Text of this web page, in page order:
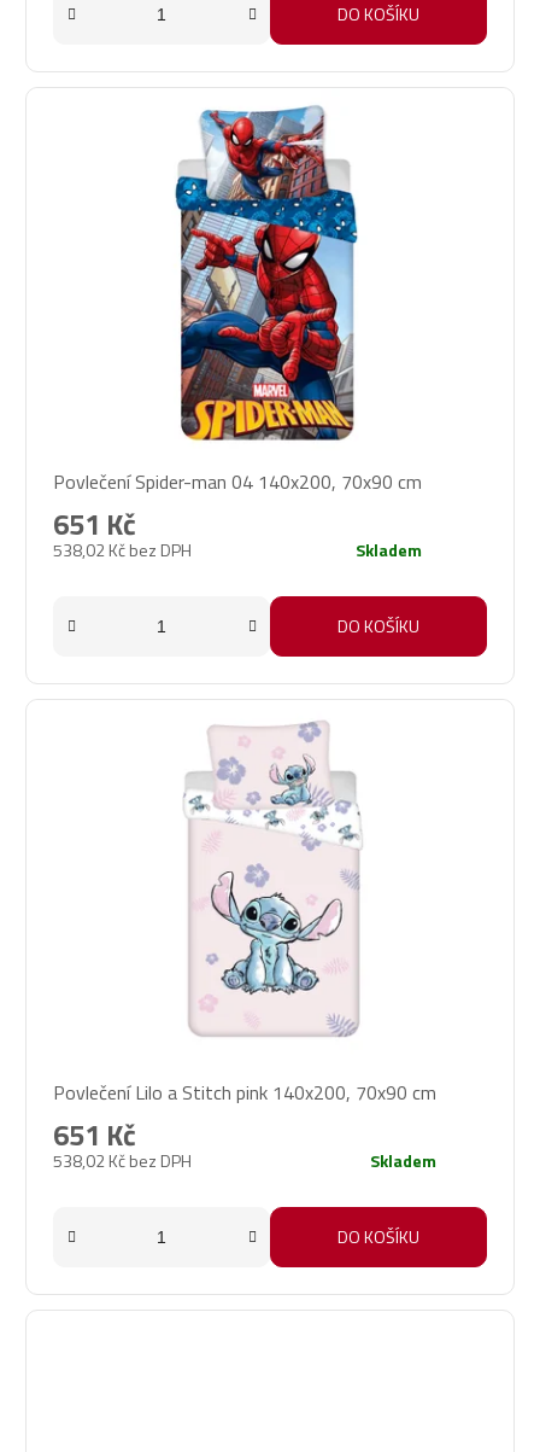
DO KOŠÍKU
Povlečení Spider-man 04 140x200, 70x90 cm
538,02 Kč bez DPH
651 Kč
Skladem
DO KOŠÍKU
Povlečení Lilo a Stitch pink 140x200, 70x90 cm
538,02 Kč bez DPH
651 Kč
Skladem
DO KOŠÍKU